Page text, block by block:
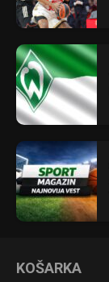
KOŠARKA